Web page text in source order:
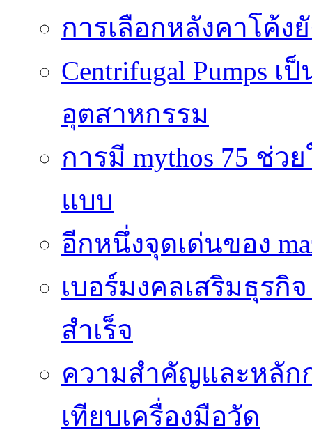
การเลือกหลังคาโค้
Centrifugal Pumps
อุตสาหกรรม
การมี mythos 75 ช่
แบบ
อีกหนึ่งจุดเด่นของ
เบอร์มงคลเสริมธุร
สำเร็จ
ความสำคัญและหลัก
เทียบเครื่องมือวัด